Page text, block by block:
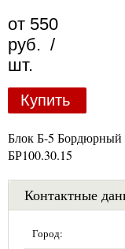
от 550
руб. /
шт.
Купить
Блок Б-5 Бордюрный
БР100.30.15
Контактные
Город: